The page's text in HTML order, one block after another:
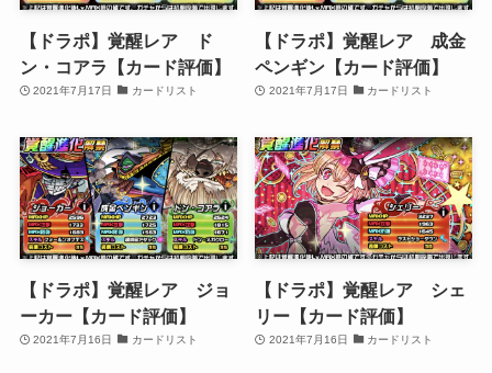
【ドラポ】覚醒レア ド
ン・コアラ【カード評価】
2021年7月17日 カードリスト
【ドラポ】覚醒レア 成金
ペンギン【カード評価】
2021年7月17日 カードリスト
【ドラポ】覚醒レア ジョ
ーカー【カード評価】
2021年7月16日 カードリスト
【ドラポ】覚醒レア シェ
リー【カード評価】
2021年7月16日 カードリスト